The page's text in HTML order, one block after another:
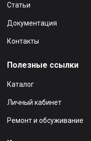
Статьи
Документация
Контакты
Полезные ссылки
Каталог
Личный кабинет
Ремонт и обсуживание